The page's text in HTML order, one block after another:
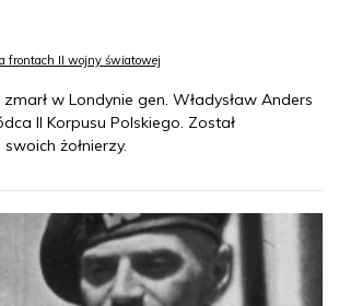
frontach II wojny światowej
w Londynie gen. Władysław Anders
II Korpusu Polskiego. Został
żołnierzy.